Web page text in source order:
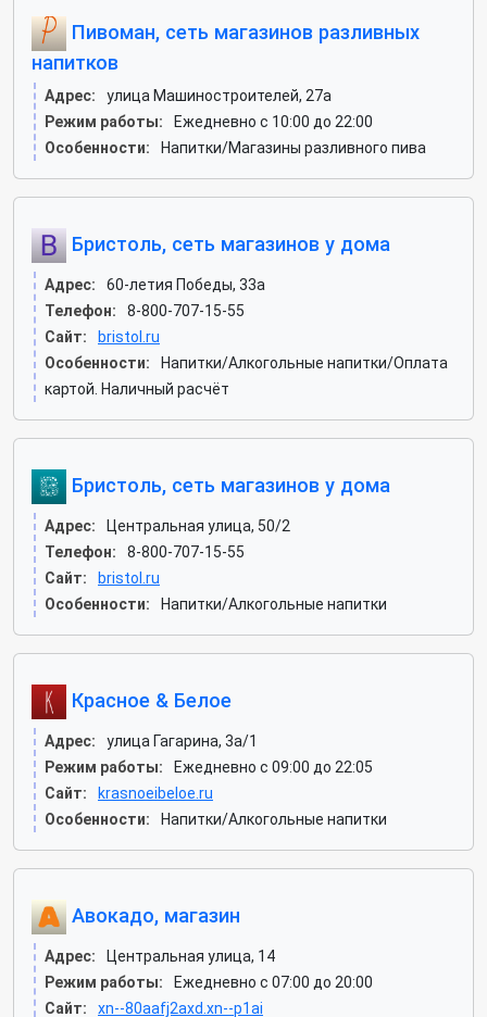
Пивоман, сеть магазинов разливных
напитков
Адрес:
улица Машиностроителей, 27а
Режим работы:
Ежедневно с 10:00 до 22:00
Особенности:
Напитки/Магазины разливного пива
Бристоль, сеть магазинов у дома
Адрес:
60-летия Победы, 33а
Телефон:
8-800-707-15-55
Сайт:
bristol.ru
Особенности:
Напитки/Алкогольные напитки/Оплата
картой. Наличный расчёт
Бристоль, сеть магазинов у дома
Адрес:
Центральная улица, 50/2
Телефон:
8-800-707-15-55
Сайт:
bristol.ru
Особенности:
Напитки/Алкогольные напитки
Красное & Белое
Адрес:
улица Гагарина, 3а/1
Режим работы:
Ежедневно с 09:00 до 22:05
Сайт:
krasnoeibeloe.ru
Особенности:
Напитки/Алкогольные напитки
Авокадо, магазин
Адрес:
Центральная улица, 14
Режим работы:
Ежедневно с 07:00 до 20:00
Сайт:
xn--80aafj2axd.xn--p1ai